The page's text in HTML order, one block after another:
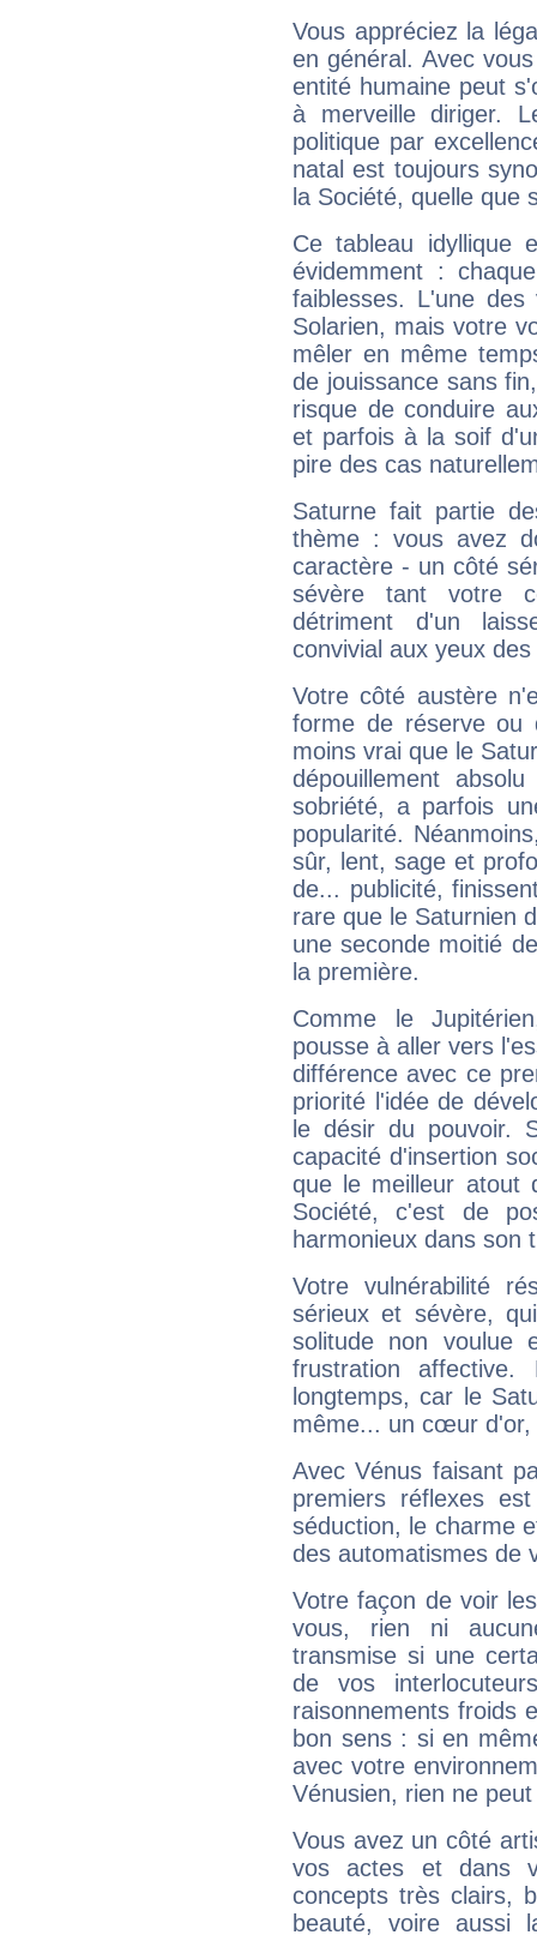
Vous appréciez la
en général. Avec
entité humaine peut
à merveille diriger.
politique par
natal est toujours
la Société, quelle que
Ce tableau idyllique
évidemment :
faiblesses. L'une
Solarien, mais votre
mêler en même
de jouissance sans
risque de conduire
et parfois à la soif
pire des cas
Saturne fait partie
thème : vous avez
caractère - un côté
sévère tant votre
détriment d'un
convivial aux yeux
Votre côté austère
forme de réserve
moins vrai que le
dépouillement
sobriété, a parfois
popularité.
sûr, lent, sage et
de... publicité,
rare que le Saturnien
une seconde moitié
la première.
Comme le
pousse à aller vers
différence avec ce
priorité l'idée de
le désir du pouvoir.
capacité d'insertion
que le meilleur atout
Société, c'est de
harmonieux dans son
Votre vulnérabilité
sérieux et sévère,
solitude non voulue
frustration
longtemps, car le
même... un cœur d'or,
Avec Vénus faisant
premiers réflexes
séduction, le charme
des automatismes de
Votre façon de voir
vous, rien ni
transmise si une
de vos
raisonnements froids
bon sens : si en
avec votre
Vénusien, rien ne
Vous avez un côté
vos actes et dans
concepts très clairs,
beauté, voire aussi